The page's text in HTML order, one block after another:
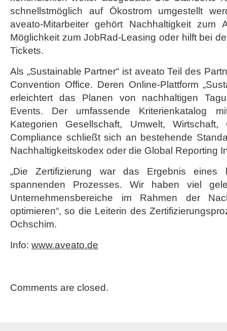
schnellstmöglich auf Ökostrom umgestellt
aveato-Mitarbeiter gehört Nachhaltigkeit zum
Möglichkeit zum JobRad-Leasing oder hilft bei
Tickets.
Als „Sustainable Partner“ ist aveato Teil des
Convention Office. Deren Online-Plattform
erleichtert das Planen von nachhaltigen
Events. Der umfassende Kriterienkatalog
Kategorien Gesellschaft, Umwelt,
Compliance schließt sich an bestehende
Nachhaltigkeitskodex oder die Global Reporting
„Die Zertifizierung war das Ergebnis eines
spannenden Prozesses. Wir haben viel
Unternehmensbereiche im Rahmen der
optimieren“, so die Leiterin des
Ochschim.
Info: www.aveato.de
Comments are closed.